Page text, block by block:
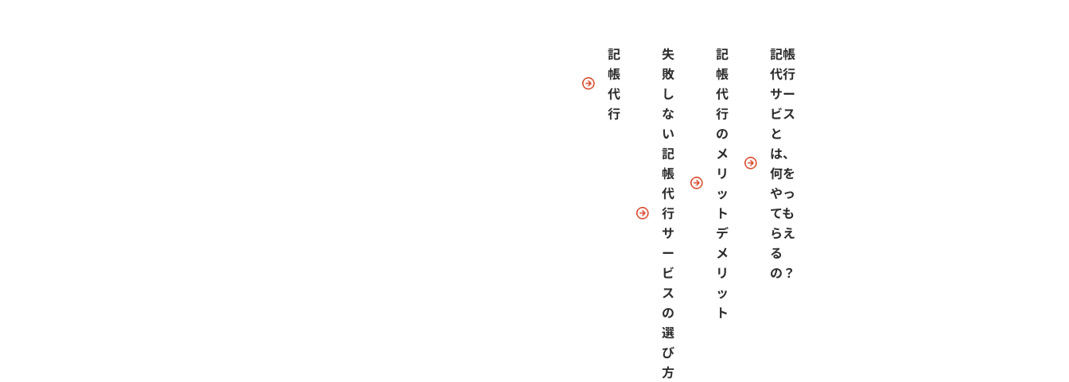
記
帳
代
行
失
敗
し
な
い
記
帳
代
行
サ
ー
ビ
ス
の
選
び
方
記
帳
代
行
の
メ
リ
ッ
ト
デ
メ
リ
ッ
ト
記帳
代行
サー
ビス
と
は、
何を
やっ
ても
らえ
る
の？